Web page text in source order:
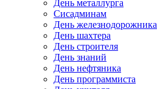
День металлурга
Сисадминам
День железнодорожника
День шахтера
День строителя
День знаний
День нефтяника
День программиста